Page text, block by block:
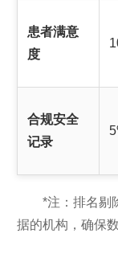
患者满意
度
合规安全
记录
*注：排名剔
据的机构，确保